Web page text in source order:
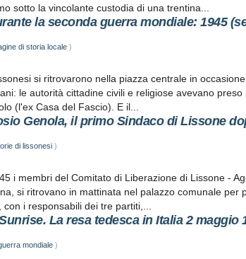
sotto la vincolante custodia di una trentina...
la seconda guerra mondiale: 1945
di storia locale )
si ritrovarono nella piazza centrale in
le autorità cittadine civili e religiose avevano
(l'ex Casa del Fascio). E il...
Genola, il primo Sindaco di Lissone
di lissonesi )
i membri del Comitato di Liberazione di Lissone -
si ritrovano in mattinata nel palazzo comunale per
i responsabili dei tre partiti,...
La resa tedesca in Italia 2 maggio
mondiale )